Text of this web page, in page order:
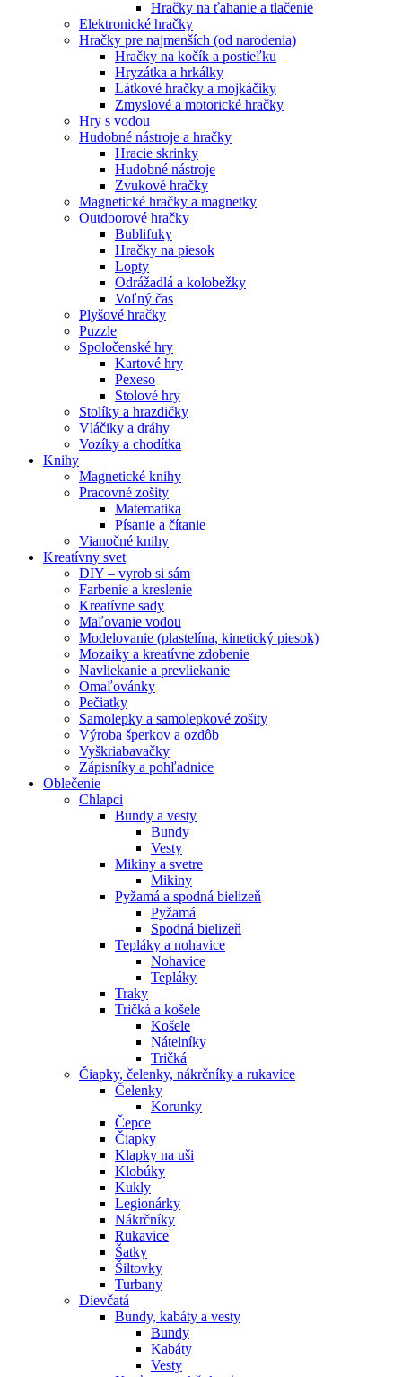
Hračky na ťahanie a tlačenie
Elektronické hračky
Hračky pre najmenších (od narodenia)
Hračky na kočík a postieľku
Hryzátka a hrkálky
Látkové hračky a mojkáčiky
Zmyslové a motorické hračky
Hry s vodou
Hudobné nástroje a hračky
Hracie skrinky
Hudobné nástroje
Zvukové hračky
Magnetické hračky a magnetky
Outdoorové hračky
Bublifuky
Hračky na piesok
Lopty
Odrážadlá a kolobežky
Voľný čas
Plyšové hračky
Puzzle
Spoločenské hry
Kartové hry
Pexeso
Stolové hry
Stolíky a hrazdičky
Vláčiky a dráhy
Vozíky a chodítka
Knihy
Magnetické knihy
Pracovné zošity
Matematika
Písanie a čítanie
Vianočné knihy
Kreatívny svet
DIY – vyrob si sám
Farbenie a kreslenie
Kreatívne sady
Maľovanie vodou
Modelovanie (plastelína, kinetický piesok)
Mozaiky a kreatívne zdobenie
Navliekanie a prevliekanie
Omaľovánky
Pečiatky
Samolepky a samolepkové zošity
Výroba šperkov a ozdôb
Vyškriabavačky
Zápisníky a pohľadnice
Oblečenie
Chlapci
Bundy a vesty
Bundy
Vesty
Mikiny a svetre
Mikiny
Pyžamá a spodná bielizeň
Pyžamá
Spodná bielizeň
Tepláky a nohavice
Nohavice
Tepláky
Traky
Tričká a košele
Košele
Nátelníky
Tričká
Čiapky, čelenky, nákrčníky a rukavice
Čelenky
Korunky
Čepce
Čiapky
Klapky na uši
Klobúky
Kukly
Legionárky
Nákrčníky
Rukavice
Šatky
Šiltovky
Turbany
Dievčatá
Bundy, kabáty a vesty
Bundy
Kabáty
Vesty